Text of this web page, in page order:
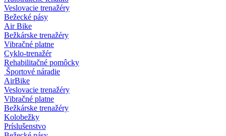
Veslovacie trenažéry
Bežecké pásy
Air Bike
Bežkárske trenažéry
Vibračné platne
Cyklo-trenažér
Rehabilitačné pomôcky
Športové náradie
AirBike
Veslovacie trenažéry
Vibračné platne
Bežkárske trenažéry
Kolobežky
Príslušenstvo